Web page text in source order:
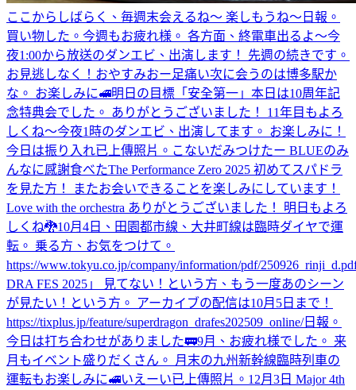
ここからしばらく、毎週末会えるね〜 楽しもうね〜 日報。
買い物した。 今週もお疲れ様。 各方面、終電車出るよ〜今
夜1:00から放送のダンエビ、出演します！ 先週の続きです。
お見逃しなく！ おやすみおー足痛い次に会うのは博多駅か
な。 お楽しみに🚅明日の目標「安全第一」 本日は10周年記
念特典会でした。 ありがとうございました！ 11年目もよろ
しくね〜今夜1時のダンエビ、出演してます。 お楽しみに！
今日は振り入れ已上傳照片。 こないだみつけたー BLUEのみ
んなに感謝食べたThe Performance Zero 2025 初めてスパドラ
を見た方！ またお会いできることを楽しみにしています！
Love with the orchestra ありがとうございました！ 明日もよろ
しくね🐉10月4日、田園都市線、大井町線は臨時ダイヤで運
転。 乗る方、お気をつけて。
https://www.tokyu.co.jp/company/information/pdf/
DRA FES 2025」 見てない！という方、もう一度あのシーン
が見たい！という方。 アーカイブの配信は10月5日まで！
https://tixplus.jp/feature/superdragon_drafes202509_online/日報。
今日は打ち合わせがありました🚃9月、お疲れ様でした。 来
月もイベント盛りだくさん。 月末の九州新幹線臨時列車の
運転もお楽しみに🚅いえーい已上傳照片。 12月3日 Major 4th